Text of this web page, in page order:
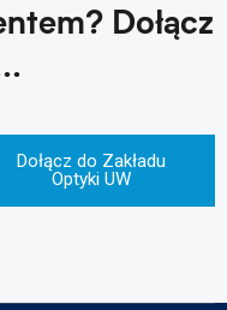
Dołącz
Dołącz do Zakładu
Optyki UW